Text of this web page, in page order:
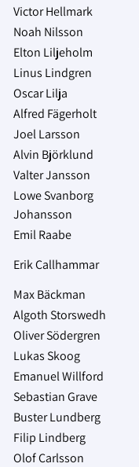
Victor Hellmark
Noah Nilsson
Elton Liljeholm
Linus Lindgren
Oscar Lilja
Alfred Fägerholt
Joel Larsson
Alvin Björklund
Valter Jansson
Lowe Svanborg
Johansson
Emil Raabe
Erik Callhammar
Max Bäckman
Algoth Storswedh
Oliver Södergren
Lukas Skoog
Emanuel Willford
Sebastian Grave
Buster Lundberg
Filip Lindberg
Olof Carlsson